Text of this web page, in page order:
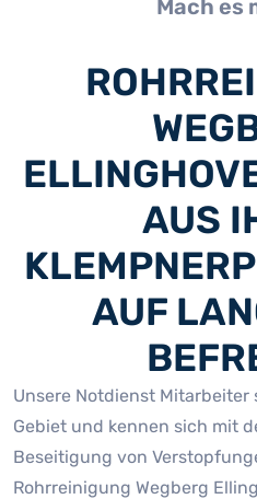
Mach es
AUS
AUF
Unsere Notdienst
Gebiet und kennen sich mit
Beseitigung von
Rohrreinigung Wegberg